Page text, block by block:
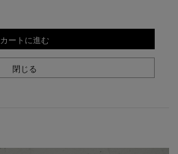
カートに進む
閉じる